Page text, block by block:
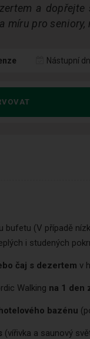
a
míru pro
Nástupní
bufetu (V případě
i studených
čaj s dezertem v
Walking na 1 den
bazénu
(vířivka a saunový